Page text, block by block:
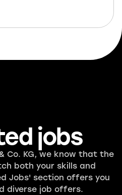
jobs
Co. KG, we know that the
both your skills and
Jobs' section offers you
diverse job offers.